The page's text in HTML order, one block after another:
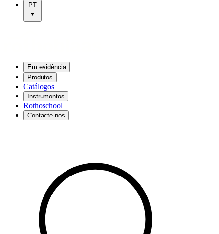
PT
Em evidência
Produtos
Catálogos
Instrumentos
Rothoschool
Contacte-nos